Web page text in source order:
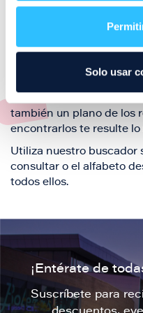
Solo usar
también de nuestra
tu visita.
El este directorio de
también un plano de los
encontrarlos te resulte lo
Utiliza nuestro buscador
consultar o el alfabeto
todos ellos.
¡Entérate de
Suscríbete para